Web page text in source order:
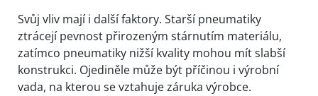
Svůj vliv mají i další faktory. Starší pneumatiky
ztrácejí pevnost přirozeným stárnutím materiálu,
zatímco pneumatiky nižší kvality mohou mít slabší
konstrukci. Ojediněle může být příčinou i výrobní
vada, na kterou se vztahuje záruka výrobce.